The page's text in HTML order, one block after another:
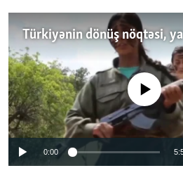
No media source
0:00